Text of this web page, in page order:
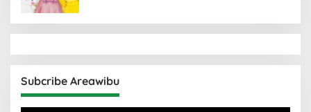
Subcribe Areawibu